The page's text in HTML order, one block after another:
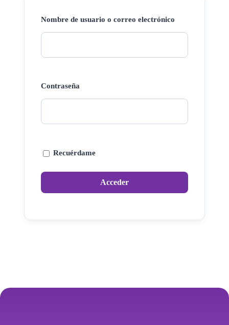
Nombre de usuario o correo electrónico
Contraseña
Recuérdame